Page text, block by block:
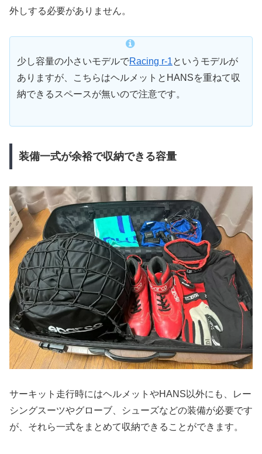
外しする必要がありません。
少し容量の小さいモデルでRacing r-1というモデルが
ありますが、こちらはヘルメットとHANSを重ねて収
納できるスペースが無いので注意です。
装備一式が余裕で収納できる容量
サーキット走行時にはヘルメットやHANS以外にも、レー
シングスーツやグローブ、シューズなどの装備が必要です
が、それら一式をまとめて収納できることができます。